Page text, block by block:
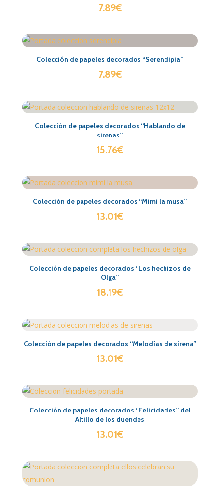
7.89€
Colección de papeles decorados “Serendipia”
7.89€
Colección de papeles decorados “Hablando de
sirenas”
15.76€
Colección de papeles decorados “Mimi la musa”
13.01€
Colección de papeles decorados “Los hechizos de
Olga”
18.19€
Colección de papeles decorados “Melodías de sirena”
13.01€
Colección de papeles decorados “Felicidades” del
Altillo de los duendes
13.01€